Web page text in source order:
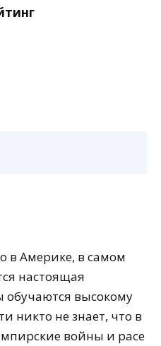
в Америке, в самом
настоящая
высокому
никто не знает, что в
войны и расе